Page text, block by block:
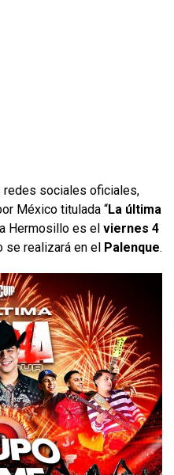
redes sociales oficiales,
México titulada “La última
Hermosillo es el viernes 4
se realizará en el Palenque.